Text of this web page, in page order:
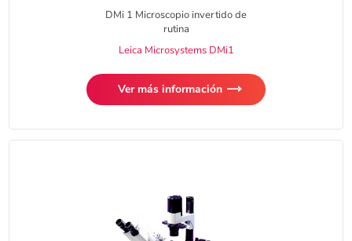
DMi 1 Microscopio invertido de
rutina
Leica Microsystems DMi1
Ver más información